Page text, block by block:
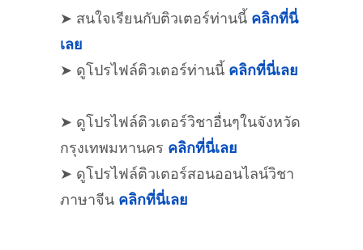
➤ สนใจเรียนกับติวเตอร์ท่านนี้ คลิกที่นี่
เลย
➤ ดูโปรไฟล์ติวเตอร์ท่านนี้ คลิกที่นี่เลย
➤ ดูโปรไฟล์ติวเตอร์วิชาอื่นๆในจังหวัด
กรุงเทพมหานคร คลิกที่นี่เลย
➤ ดูโปรไฟล์ติวเตอร์สอนออนไลน์วิชา
ภาษาจีน คลิกที่นี่เลย